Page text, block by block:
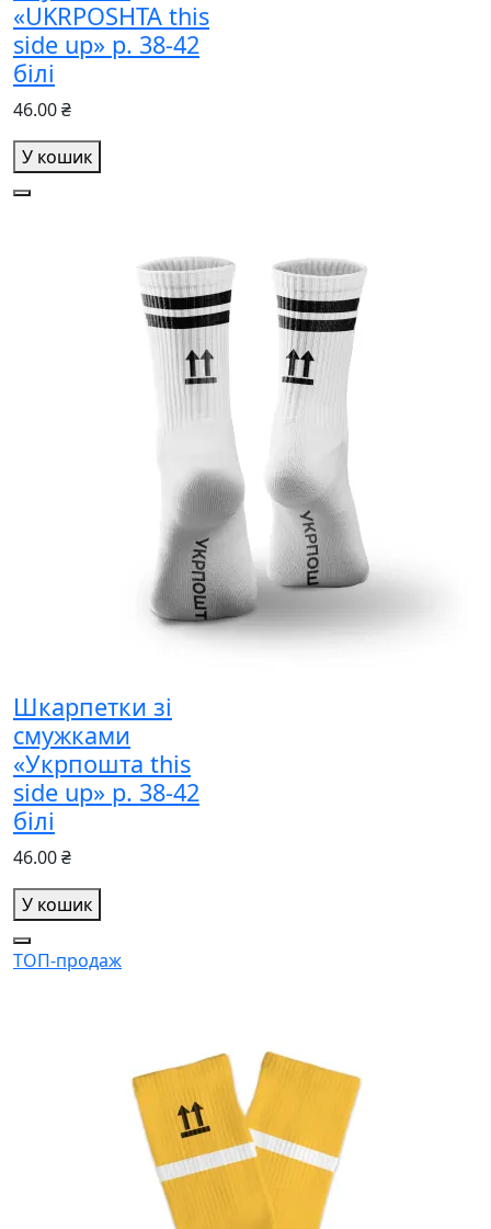
«UKRPOSHTA this
side up» р. 38-42
білі
46.00 ₴
У кошик
Шкарпетки зі
смужками
«Укрпошта this
side up» р. 38-42
білі
46.00 ₴
У кошик
ТОП-продаж